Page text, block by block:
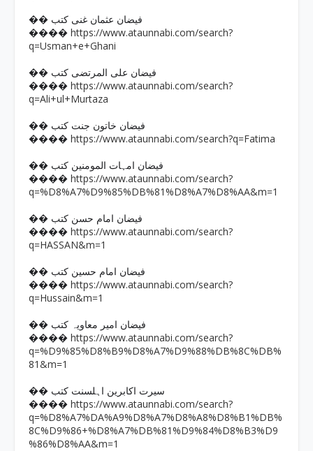
�� فیضان عثمان غنی کتب
���� https://www.ataunnabi.com/search?
q=Usman+e+Ghani
�� فیضان علی المرتضی کتب
���� https://www.ataunnabi.com/search?
q=Ali+ul+Murtaza
�� فیضان خاتون جنت کتب
���� https://www.ataunnabi.com/search?q=Fatima
�� فیضان امہات المومنین کتب
���� https://www.ataunnabi.com/search?
q=%D8%A7%D9%85%DB%81%D8%A7%D8%AA&m=1
�� فیضان امام حسن کتب
���� https://www.ataunnabi.com/search?
q=HASSAN&m=1
�� فیضان امام حسین کتب
���� https://www.ataunnabi.com/search?
q=Hussain&m=1
�� فیضان امیر معاویہ کتب
���� https://www.ataunnabi.com/search?
q=%D9%85%D8%B9%D8%A7%D9%88%DB%8C%DB%
81&m=1
�� سیرت اکابرین اہلسنت کتب
���� https://www.ataunnabi.com/search?
q=%D8%A7%DA%A9%D8%A7%D8%A8%D8%B1%DB%
8C%D9%86+%D8%A7%DB%81%D9%84%D8%B3%D9
%86%D8%AA&m=1